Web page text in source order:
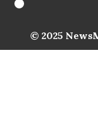
© 2025